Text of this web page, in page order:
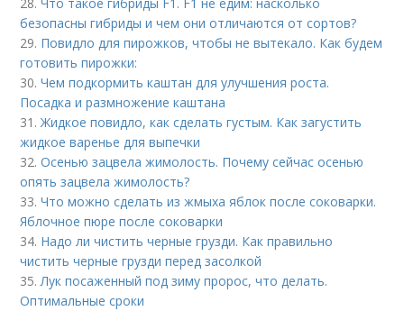
безопасны гибриды и чем они отличаются от сортов?
29. Повидло для пирожков, чтобы не вытекало. Как будем
готовить пирожки:
30.Чем подкормить каштан для улучшения роста.
Посадка и размножение каштана
31.Жидкое повидло, как сделать густым. Как загустить
жидкое варенье для выпечки
32.Осенью зацвела жимолость. Почему сейчас осенью
опять зацвела жимолость?
33.Что можно сделать из жмыха яблок после соковарки.
Яблочное пюре после соковарки
34. Надо ли чистить черные грузди. Как правильно
чистить черные грузди перед засолкой
35.Лук посаженный под зиму пророс, что делать.
Оптимальные сроки